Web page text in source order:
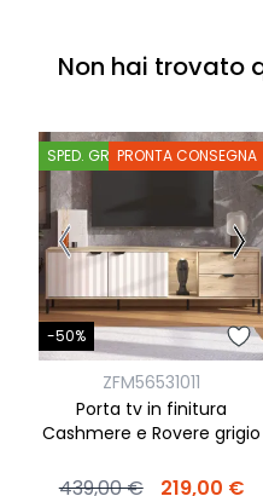
Non hai trovato
SPED. GRATISPRONTA CONSEGNA
-50%
ZFM56531011
Porta tv in finitura
Cashmere e Rovere grigio
439,00 € 219,00 €